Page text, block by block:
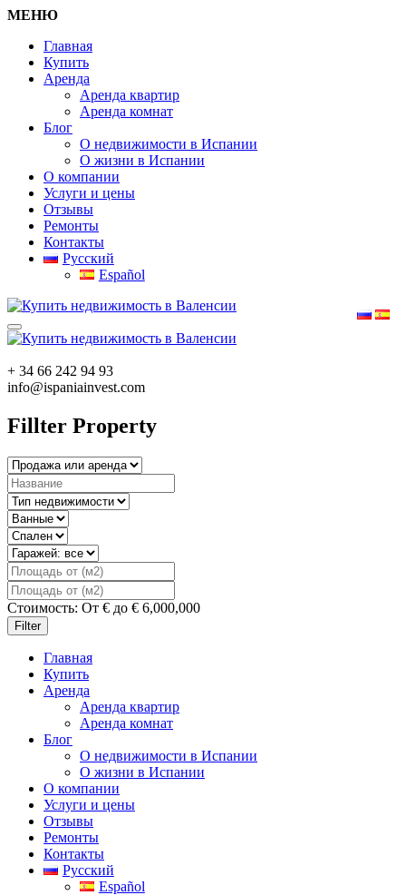
МЕНЮ
Главная
Купить
Аренда
Аренда квартир
Аренда комнат
Блог
О недвижимости в Испании
О жизни в Испании
О компании
Услуги и цены
Отзывы
Ремонты
Контакты
Русский
Español
+ 34 66 242 94 93
info@ispaniainvest.com
Fillter Property
Стоимость: От € до € 6,000,000
Filter
Главная
Купить
Аренда
Аренда квартир
Аренда комнат
Блог
О недвижимости в Испании
О жизни в Испании
О компании
Услуги и цены
Отзывы
Ремонты
Контакты
Русский
Español